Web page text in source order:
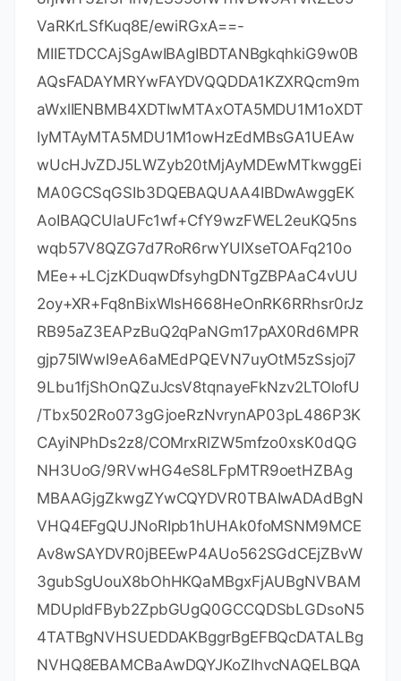
MTIwMjIwODAxUFNBTjAwMDAwNSIsImhhc2g
iOiJUUklBTDoxOTE2MTQ0NDI2IiwiZ3JhY2VQ
ZXJpb2REYXlzIjo3LCJhdXRvUHJvbG9uZ2F0
ZWQiOmZhbHNlLCJpc0F1dG9Qcm9sb25nYX
RlZCI6ZmFsc2V9-
Bc16m/sJ8qqPmC6hBp93iF6Y3vU9CgV5PhP
pWDM3p5qEu3oM/BnP3TuTK4uxuaXo16JJF5
N0RhV1n4Od7mq83La246o9e2tzTBEwniF19
U3zUgOHk9arYIluefGJODHrY07uYfFJzF+i5X
XZ7fVOVz1IjWtcU5Mdet/48gh2RVMRPvIi5JH
Zi1dRawzBKUwTzOeBGvs2GRSqWphxxc5uU
qmOhQiIcNK3IBcZS8gANY0XaFmF6gkglNl7g
1fPP9nZ79MWWlvDuqlXmVMCiS2OFiMNfAsJ
8fjIWiY32r3PlnV/ES356fwYnVDw9ATvRZL05
VaRKrLSfKuq8E/ewiRGxA==-
MIIETDCCAjSgAwIBAgIBDTANBgkqhkiG9w0B
AQsFADAYMRYwFAYDVQQDDA1KZXRQcm9m
aWxlIENBMB4XDTIwMTAxOTA5MDU1M1oXDT
IyMTAyMTA5MDU1M1owHzEdMBsGA1UEAw
wUcHJvZDJ5LWZyb20tMjAyMDEwMTkwggEi
MA0GCSqGSIb3DQEBAQUAA4IBDwAwggEK
AoIBAQCUlaUFc1wf+CfY9wzFWEL2euKQ5ns
wqb57V8QZG7d7RoR6rwYUIXseTOAFq210o
MEe++LCjzKDuqwDfsyhgDNTgZBPAaC4vUU